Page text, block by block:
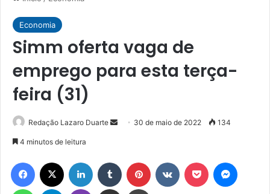
Economia
Simm oferta vaga de
emprego para esta terça-
feira (31)
Redação Lazaro Duarte
Mande
mail
30 de maio de 2022 134
4 minutos de leitura
Facebook Linkedin Tumblr Pinterest Pocket
WhatsAppTelegram Viber Compartilhar via e-mail Imprimir